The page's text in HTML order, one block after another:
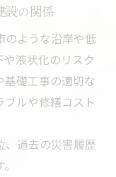
設の関係
のような沿岸や低
液状化のリスク
基礎工事の適切な
ルや修繕コスト
、過去の災害履歴